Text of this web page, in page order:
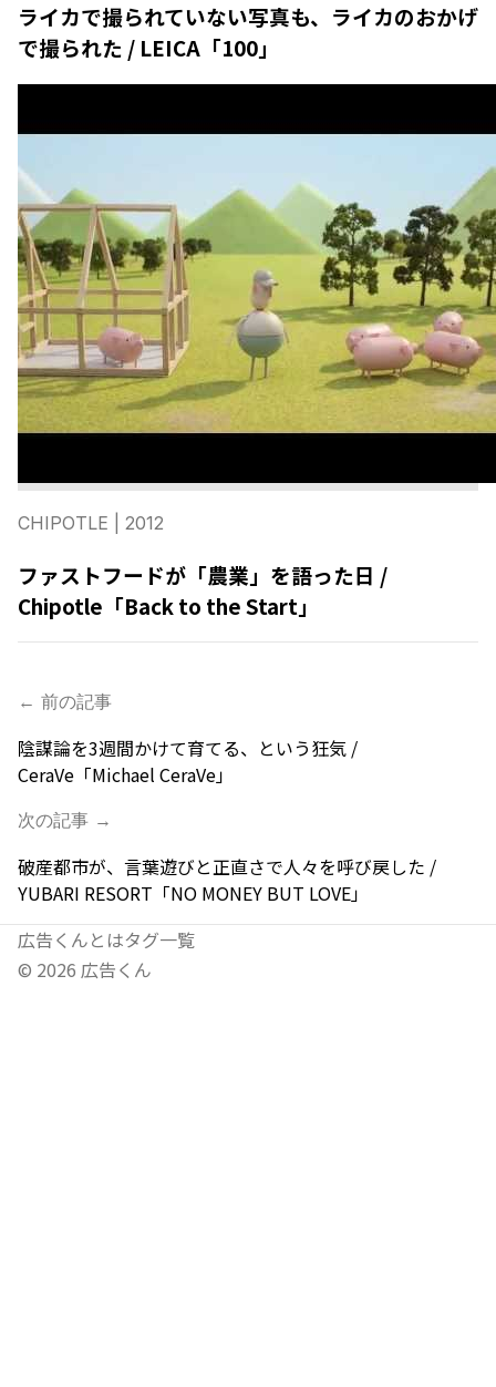
ライカで撮られていない写真も、ライカのおかげ
で撮られた / LEICA「100」
CHIPOTLE | 2012
ファストフードが「農業」を語った日 /
Chipotle「Back to the Start」
← 前の記事
陰謀論を3週間かけて育てる、という狂気 /
CeraVe「Michael CeraVe」
次の記事 →
破産都市が、言葉遊びと正直さで人々を呼び戻した /
YUBARI RESORT「NO MONEY BUT LOVE」
広告くんとはタグ一覧
© 2026 広告くん